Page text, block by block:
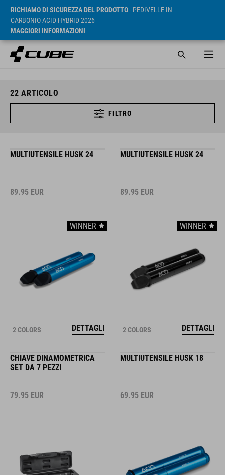
RICHIAMO DI SICUREZZA DEL PRODOTTO- PEDIVELLE IN
CARBONIO ACID HYBRID 2026
MAGGIORI INFORMAZIONI
22 ARTICOLO
FILTRO
MULTIUTENSILE HUSK 24
89.95 EUR
WINNER
2 COLORS DETTAGLI
MULTIUTENSILE HUSK 24
89.95 EUR
WINNER
2 COLORS DETTAGLI
CHIAVE DINAMOMETRICA
SET DA 7 PEZZI
79.95 EUR
MULTIUTENSILE HUSK 18
69.95 EUR